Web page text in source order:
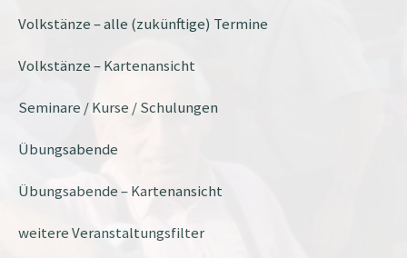
Volkstänze – alle (zukünftige) Termine
Volkstänze – Kartenansicht
Seminare / Kurse / Schulungen
Übungsabende
Übungsabende – Kartenansicht
weitere Veranstaltungsfilter